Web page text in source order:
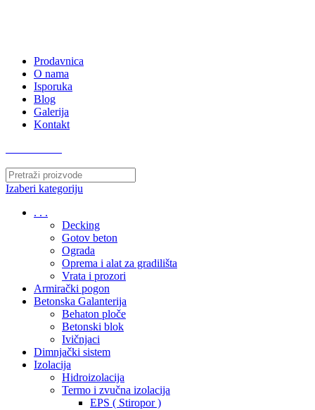
Prodavnica
O nama
Isporuka
Blog
Galerija
Kontakt
Izaberi kategoriju
. . .
Decking
Gotov beton
Ograda
Oprema i alat za gradilišta
Vrata i prozori
Armirački pogon
Betonska Galanterija
Behaton ploče
Betonski blok
Ivičnjaci
Dimnjački sistem
Izolacija
Hidroizolacija
Termo i zvučna izolacija
EPS ( Stiropor )